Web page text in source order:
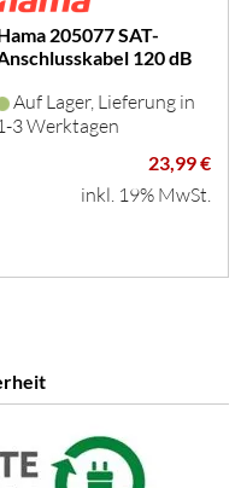
205077 SAT-
120 dB
Auf Lager, Lieferung in
3 Werktagen
23,99 €
inkl. 19% MwSt.